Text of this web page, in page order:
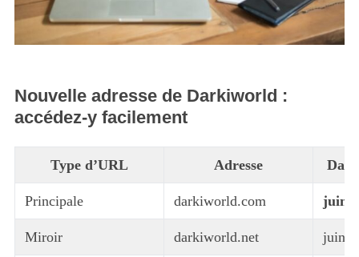
Nouvelle adresse de Darkiworld :
accédez-y facilement
Type d’URL Adresse
Principale darkiworld.com juin
Miroir darkiworld.net juin